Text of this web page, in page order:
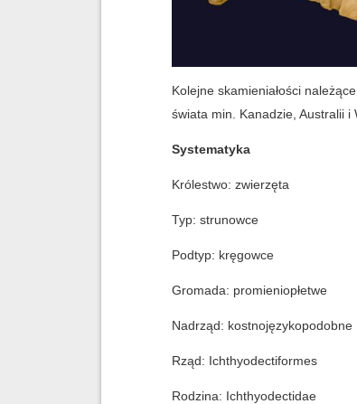
Kolejne skamieniałości
świata min. Kanadzie, Australii i
Systematyka
Królestwo: zwierzęta
Typ: strunowce
Podtyp: kręgowce
Gromada: promieniopłetwe
Nadrząd: kostnojęzykopodobne
Rząd: Ichthyodectiformes
Rodzina: Ichthyodectidae